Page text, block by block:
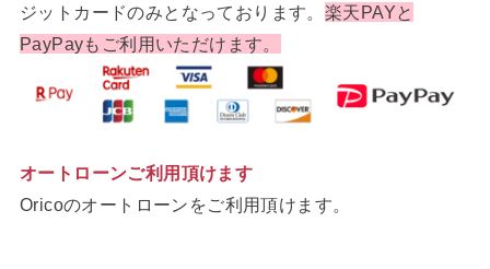
ジットカードのみとなっております。 楽天PAYと
PayPayもご利用いただけます。
オートローンご利用頂けます
Oricoのオートローンをご利用頂けます。